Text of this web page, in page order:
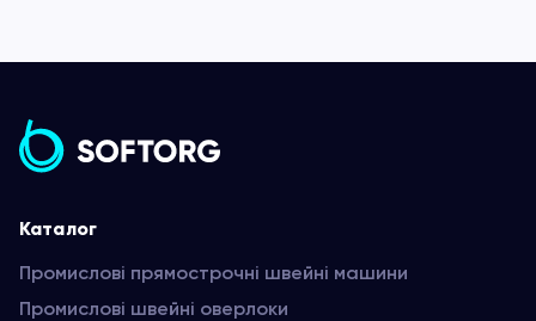
Каталог
Промислові прямострочні швейні машини
Промислові швейні оверлоки